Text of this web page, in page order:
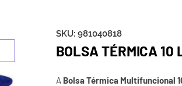
SKU: 981040818
BOLSA TÉRMICA 10
A Bolsa Térmica Multifuncional